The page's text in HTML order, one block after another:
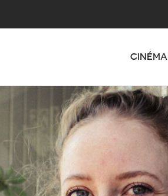
CINÉMA